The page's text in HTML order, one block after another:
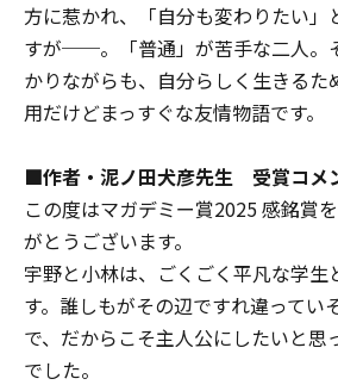
方に惹かれ、「自分も変わりたい」
すが──。「普通」が苦手な二人。
かりながらも、自分らしく生きるた
用だけどまっすぐな友情物語です。
■作者・泥ノ田犬彦先生 受賞コメ
この度はマガデミー賞2025 感銘賞
がとうございます。
宇野と小林は、ごくごく平凡な学生
す。誰しもがその辺ですれ違ってい
で、だからこそ主人公にしたいと思
でした。